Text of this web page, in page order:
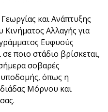
και Ανάπτυξης
Κινήματος Αλλαγής για
Ευφυούς
ποιο στάδιο βρίσκεται,
σοβαρές
υποδομής, όπως η
Μόρνου και